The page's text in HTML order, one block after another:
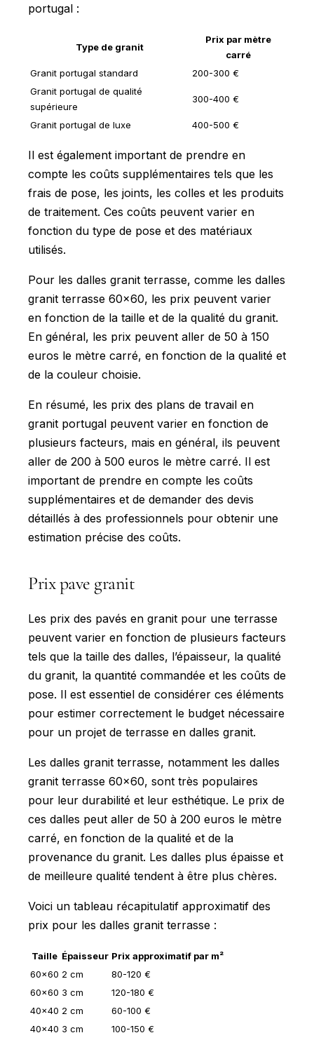
portugal :
Type de granit
Prix par mètre
carré
Granit portugal standard
200-300 €
Granit portugal de qualité
supérieure
300-400 €
Granit portugal de luxe 400-500 €
Il est également important de prendre en
compte les coûts supplémentaires tels que les
frais de pose, les joints, les colles et les produits
de traitement. Ces coûts peuvent varier en
fonction du type de pose et des matériaux
utilisés.
Pour les dalles granit terrasse, comme les dalles
granit terrasse 60x60, les prix peuvent varier
en fonction de la taille et de la qualité du granit.
En général, les prix peuvent aller de 50 à 150
euros le mètre carré, en fonction de la qualité et
de la couleur choisie.
En résumé, les prix des plans de travail en
granit portugal peuvent varier en fonction de
plusieurs facteurs, mais en général, ils peuvent
aller de 200 à 500 euros le mètre carré. Il est
important de prendre en compte les coûts
supplémentaires et de demander des devis
détaillés à des professionnels pour obtenir une
estimation précise des coûts.
Prix pave granit
Les prix des pavés en granit pour une terrasse
peuvent varier en fonction de plusieurs facteurs
tels que la taille des dalles, l’épaisseur, la qualité
du granit, la quantité commandée et les coûts de
pose. Il est essentiel de considérer ces éléments
pour estimer correctement le budget nécessaire
pour un projet de terrasse en dalles granit.
Les dalles granit terrasse, notamment les dalles
granit terrasse 60x60, sont très populaires
pour leur durabilité et leur esthétique. Le prix de
ces dalles peut aller de 50 à 200 euros le mètre
carré, en fonction de la qualité et de la
provenance du granit. Les dalles plus épaisse et
de meilleure qualité tendent à être plus chères.
Voici un tableau récapitulatif approximatif des
prix pour les dalles granit terrasse :
Taille Épaisseur Prix approximatif par m²
60x60 2 cm
80-120 €
60x60 3 cm
120-180 €
40x40 2 cm
60-100 €
40x40 3 cm 100-150 €